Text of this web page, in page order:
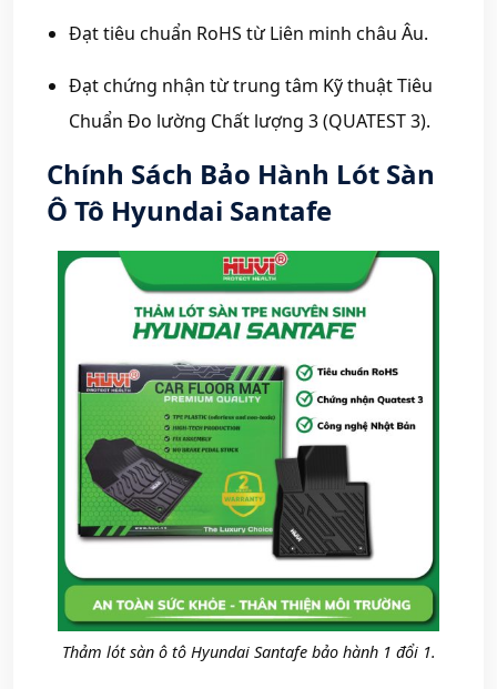
Đạt tiêu chuẩn RoHS từ Liên minh châu Âu.
Đạt chứng nhận từ trung tâm Kỹ thuật Tiêu
Chuẩn Đo lường Chất lượng 3 (QUATEST 3).
Chính Sách Bảo Hành Lót Sàn
Ô Tô Hyundai Santafe
Thảm lót sàn ô tô Hyundai Santafe bảo hành 1 đổi 1.